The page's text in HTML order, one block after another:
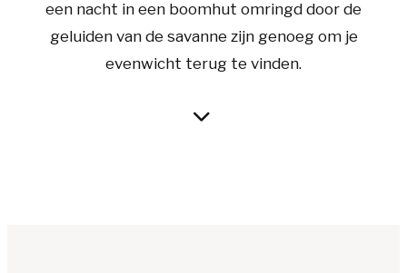
een nacht in een boomhut omringd door de
geluiden van de savanne zijn genoeg om je
evenwicht terug te vinden.